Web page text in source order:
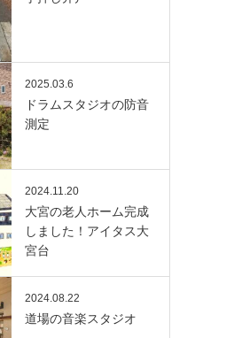
2025.03.6
ドラムスタジオの防音
測定
2024.11.20
大宮の老人ホーム完成
しました！アイタス大
宮台
2024.08.22
道場の音楽スタジオ